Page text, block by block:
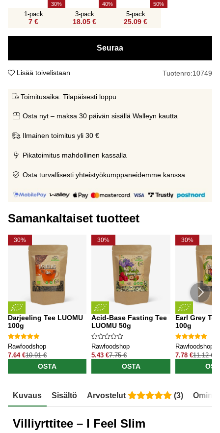
1-pack
7 €
30
3-pack
18.05 €
40
5-pack
25.09 €
50
Seuraa
Lisää toivelistaan Tuotenro:10749
Toimitusaika: Tilapäisesti loppu
Osta nyt – maksa 30 päivän sisällä Walleyn kautta
Ilmainen toimitus yli 30 €
Pikatoimitus mahdollinen kassalla
Osta turvallisesti yhteistyökumppaneidemme kanssa
Samankaltaiset tuotteet
30%
Darjeeling Tee LUOMU
100g
Rawfoodshop
7.64 €10.91 €
OSTA
30%
Acid-Base Fasting Tee
LUOMU 50g
Rawfoodshop
5.43 €7.75 €
OSTA
30%
Earl Grey
100g
Rawfoodshop
7.78 €11.12 €
Kuvaus Sisältö Arvostelut (3)
Villiyrttitee – I Feel Slim